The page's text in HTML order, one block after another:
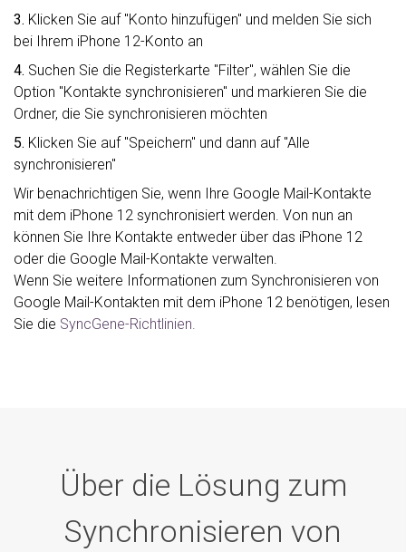
3. Klicken Sie auf "Konto hinzufügen" und melden Sie sich
bei Ihrem iPhone 12-Konto an
4. Suchen Sie die Registerkarte "Filter", wählen Sie die
Option "Kontakte synchronisieren" und markieren Sie die
Ordner, die Sie synchronisieren möchten
5. Klicken Sie auf "Speichern" und dann auf "Alle
synchronisieren"
Wir benachrichtigen Sie, wenn Ihre Google Mail-Kontakte
mit dem iPhone 12 synchronisiert werden. Von nun an
können Sie Ihre Kontakte entweder über das iPhone 12
oder die Google Mail-Kontakte verwalten.
Wenn Sie weitere Informationen zum Synchronisieren von
Google Mail-Kontakten mit dem iPhone 12 benötigen, lesen
Sie die SyncGene-Richtlinien.
Über die Lösung zum
Synchronisieren von